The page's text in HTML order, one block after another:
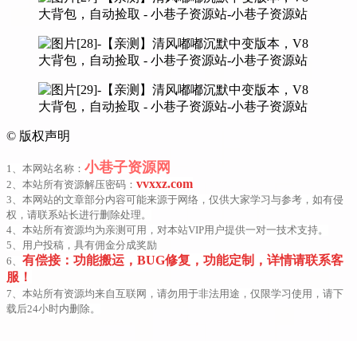
© 版权声明
1、本网站名称： 小巷子资源网
2、本站所有资源解压密码： vvxxz.com
3、本网站的文章部分内容可能来源于网络，仅供大家学习与参考，如有侵
权，请联系站长进行删除处理。
4、本站所有资源均为亲测可用，对本站VIP用户提供一对一技术支持。
5、用户投稿，具有佣金分成奖励
6、 有偿接：功能搬运，BUG修复，功能定制，详情请联系客
服！
7、本站所有资源均来自互联网，请勿用于非法用途，仅限学习使用，请下
载后24小时内删除。